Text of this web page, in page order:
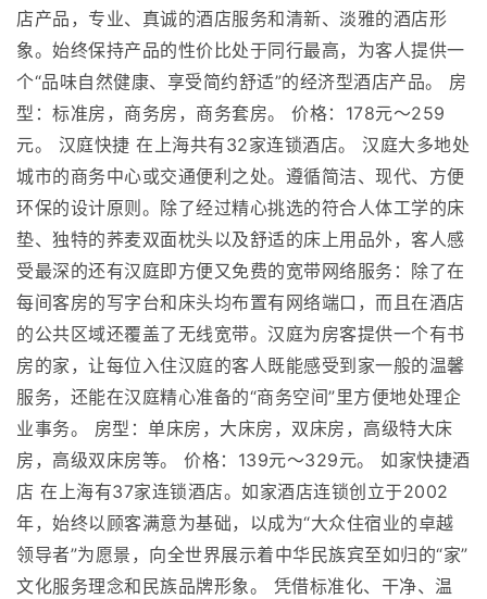
店产品，专业、真诚的酒店服务和清新、淡雅的酒店形
象。始终保持产品的性价比处于同行最高，为客人提供一
个“品味自然健康、享受简约舒适”的经济型酒店产品。 房
型：标准房，商务房，商务套房。 价格：178元～259
元。 汉庭快捷 在上海共有32家连锁酒店。 汉庭大多地处
城市的商务中心或交通便利之处。遵循简洁、现代、方便
环保的设计原则。除了经过精心挑选的符合人体工学的床
垫、独特的荞麦双面枕头以及舒适的床上用品外，客人感
受最深的还有汉庭即方便又免费的宽带网络服务：除了在
每间客房的写字台和床头均布置有网络端口，而且在酒店
的公共区域还覆盖了无线宽带。汉庭为房客提供一个有书
房的家，让每位入住汉庭的客人既能感受到家一般的温馨
服务，还能在汉庭精心准备的“商务空间”里方便地处理企
业事务。 房型：单床房，大床房，双床房，高级特大床
房，高级双床房等。 价格：139元～329元。 如家快捷酒
店 在上海有37家连锁酒店。如家酒店连锁创立于2002
年，始终以顾客满意为基础，以成为“大众住宿业的卓越
领导者”为愿景，向全世界展示着中华民族宾至如归的“家”
文化服务理念和民族品牌形象。 凭借标准化、干净、温